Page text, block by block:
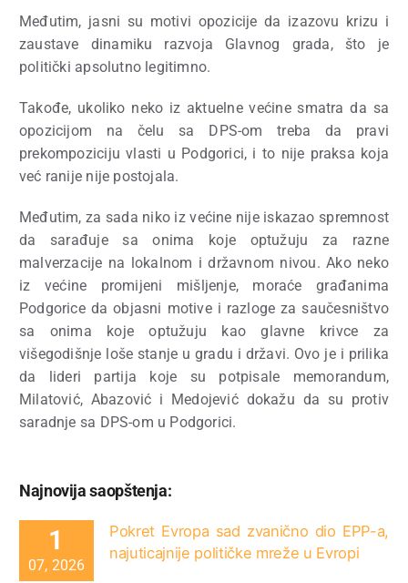
Međutim, jasni su motivi opozicije da izazovu krizu i
zaustave dinamiku razvoja Glavnog grada, što je
politički apsolutno legitimno.
Takođe, ukoliko neko iz aktuelne većine smatra da sa
opozicijom na čelu sa DPS-om treba da pravi
prekompoziciju vlasti u Podgorici, i to nije praksa koja
već ranije nije postojala.
Međutim, za sada niko iz većine nije iskazao spremnost
da sarađuje sa onima koje optužuju za razne
malverzacije na lokalnom i državnom nivou. Ako neko
iz većine promijeni mišljenje, moraće građanima
Podgorice da objasni motive i razloge za saučesništvo
sa onima koje optužuju kao glavne krivce za
višegodišnje loše stanje u gradu i državi. Ovo je i prilika
da lideri partija koje su potpisale memorandum,
Milatović, Abazović i Medojević dokažu da su protiv
saradnje sa DPS-om u Podgorici.
Najnovija saopštenja:
1
07, 2026
Pokret Evropa sad zvanično dio EPP-a,
najuticajnije političke mreže u Evropi